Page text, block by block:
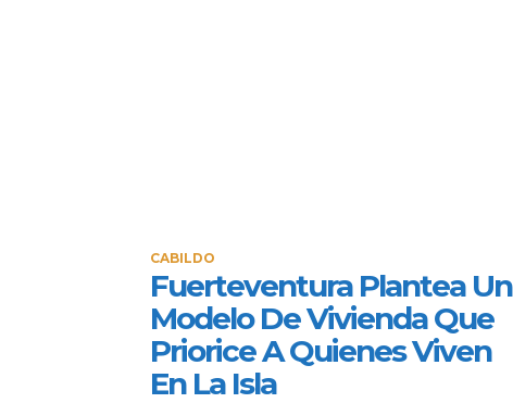
CABILDO
Fuerteventura Plantea Un
Modelo De Vivienda Que
Priorice A Quienes Viven
En La Isla